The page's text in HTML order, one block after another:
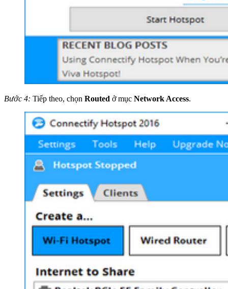
Bước 4: Tiếp theo, chọn Routed ở mục Network Access.